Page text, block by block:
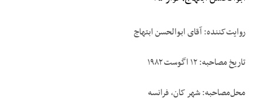
روایت‌کننده: آقای ابوالحسن ابتهاج
تاریخ مصاحبه: ۱۲ اگوست ۱۹۸۲
محل‌مصاحبه: شهر کان، فرانسه